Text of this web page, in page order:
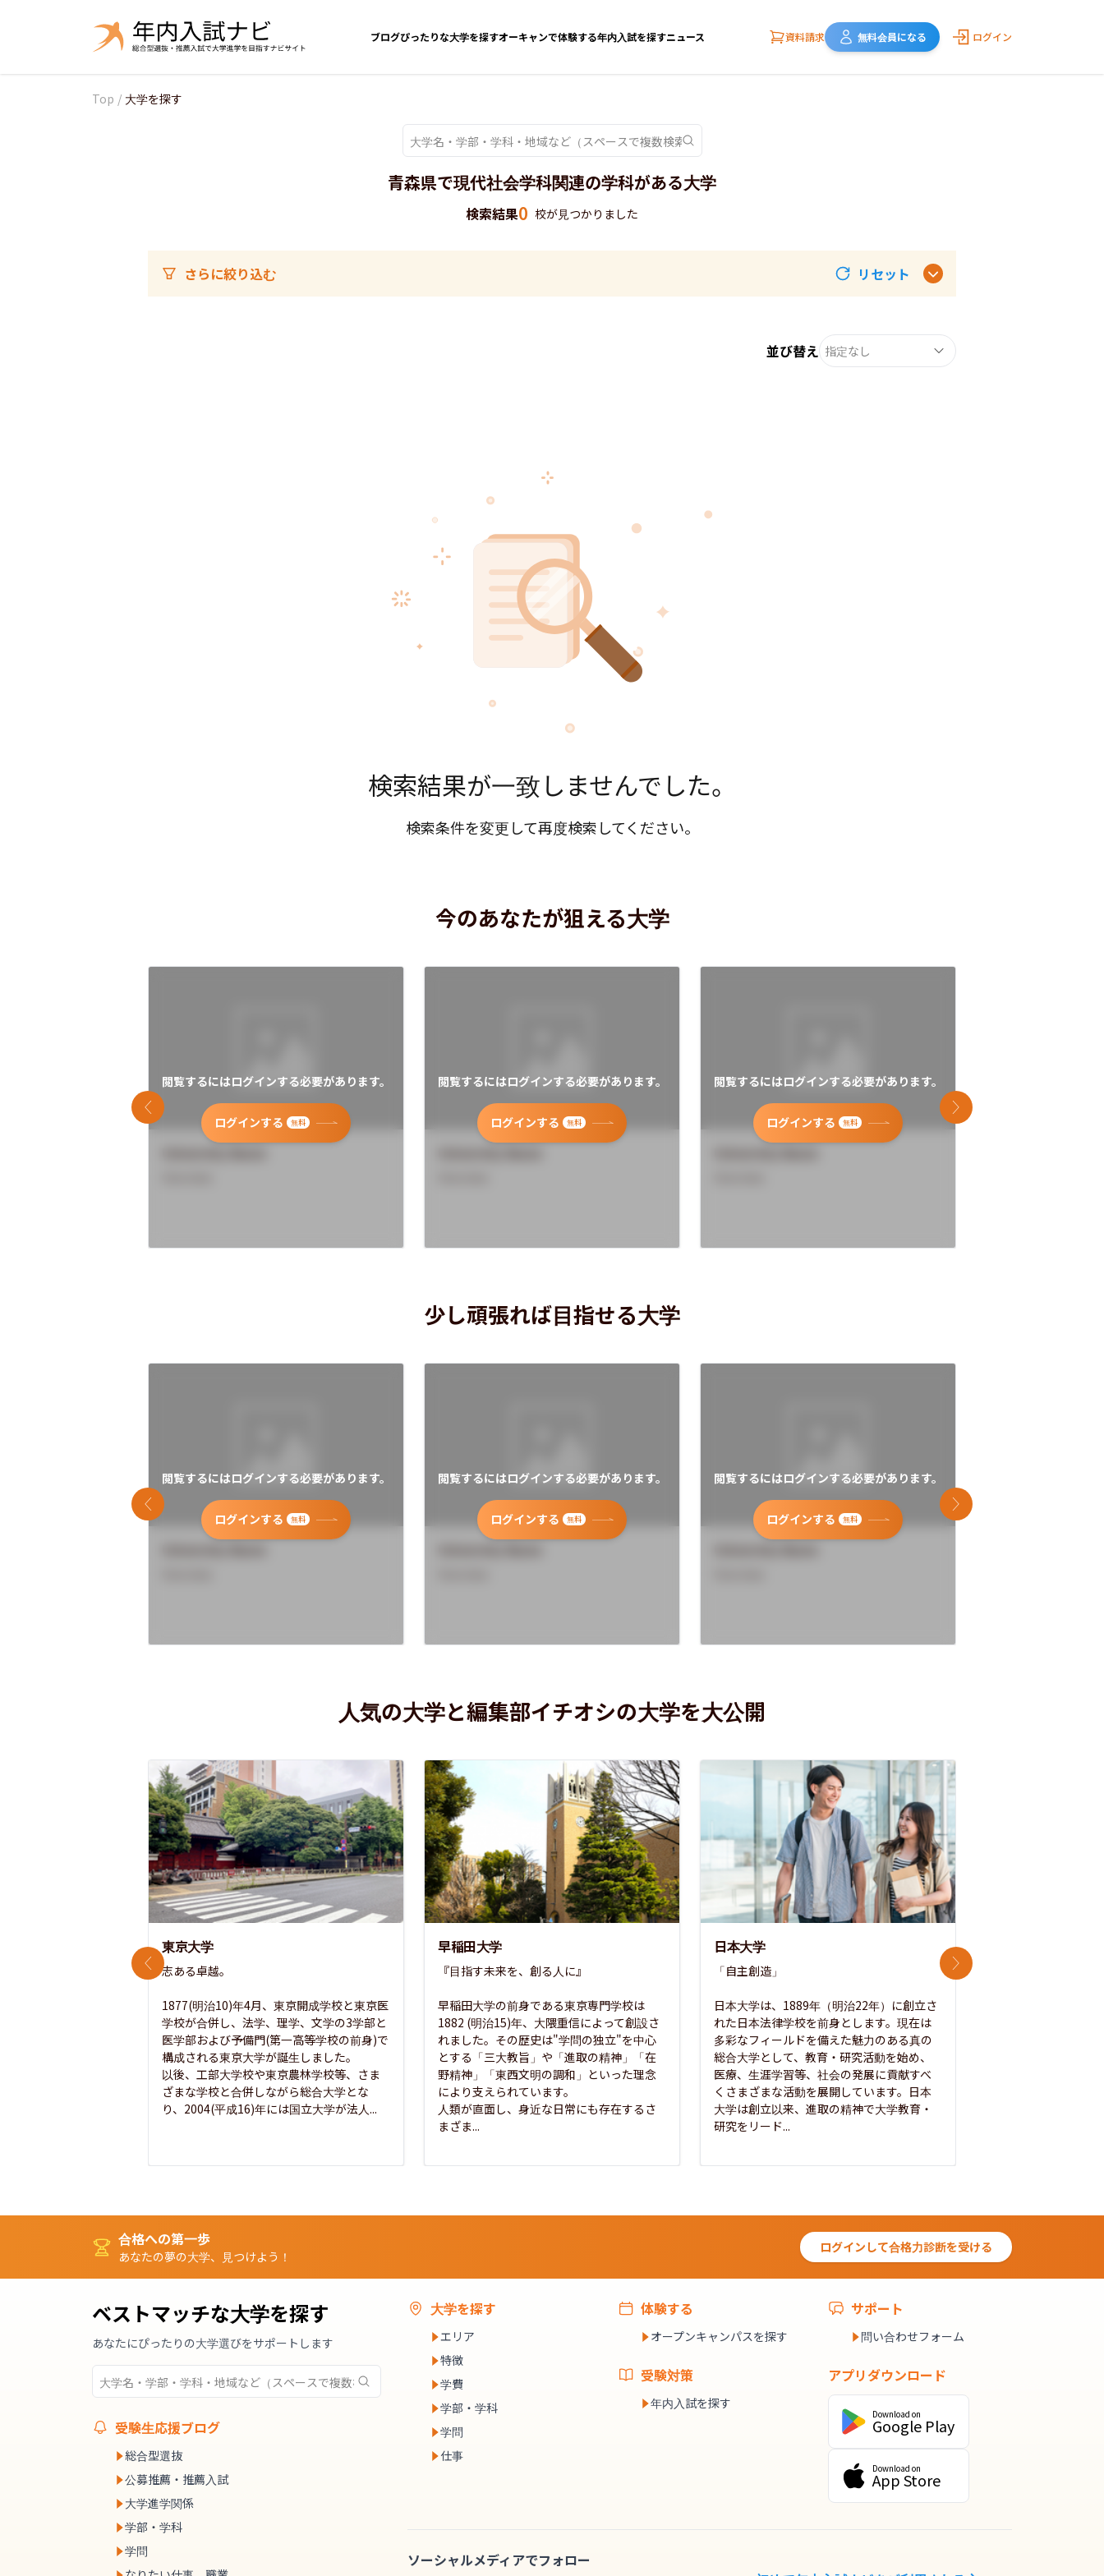
ブログぴったりな大学を探すオーキャンで体験する年内入試を探すニュース 資料請求 無料会員になる ログイン
Top / 大学を探す
青森県で現代社会学科関連の学科がある大学
検索結果0 校が見つかりました
さらに絞り込む リセット
並び替え 指定なし
検索結果が一致しませんでした。
検索条件を変更して再度検索してください。
今のあなたが狙える大学
閲覧するにはログインする必要があります。
ログインする 無料
閲覧するにはログインする必要があります。
ログインする 無料
閲覧するにはログインする必要があります。
ログインする 無料
前のスライド 次のスライド
少し頑張れば目指せる大学
閲覧するにはログインする必要があります。
ログインする 無料
閲覧するにはログインする必要があります。
ログインする 無料
閲覧するにはログインする必要があります。
ログインする 無料
前のスライド 次のスライド
人気の大学と編集部イチオシの大学を大公開
東京大学
志ある卓越。
1877(明治10)年4月、東京開成学校と東京医
学校が合併し、法学、理学、文学の3学部と
医学部および予備門(第一高等学校の前身)で
構成される東京大学が誕生しました。
以後、工部大学校や東京農林学校等、さま
ざまな学校と合併しながら総合大学とな
り、2004(平成16)年には国立大学が法人...
早稲田大学
『目指す未来を、創る人に』
早稲田大学の前身である東京専門学校は
1882 (明治15)年、大隈重信によって創設さ
れました。その歴史は"学問の独立"を中心
とする「三大教旨」や「進取の精神」「在
野精神」「東西文明の調和」といった理念
により支えられています。
人類が直面し、身近な日常にも存在するさ
まざま...
日本大学
「自主創造」
日本大学は、1889年（明治22年）に創立さ
れた日本法律学校を前身とします。現在は
多彩なフィールドを備えた魅力のある真の
総合大学として、教育・研究活動を始め、
医療、生涯学習等、社会の発展に貢献すべ
くさまざまな活動を展開しています。日本
大学は創立以来、進取の精神で大学教育・
研究をリード...
前のスライド 次のスライド
合格への第一歩
あなたの夢の大学、見つけよう！
ログインして合格力診断を受ける
ベストマッチな大学を探す
あなたにぴったりの大学選びをサポートします
受験生応援ブログ
総合型選抜
公募推薦・推薦入試
大学進学関係
学部・学科
学問
大学を探す
エリア
特徴
学費
学部・学科
学問
仕事
体験する
オープンキャンパスを探す
受験対策
年内入試を探す
サポート
問い合わせフォーム
アプリダウンロード
Download on
Google Play
Download on
App Store
ソーシャルメディアでフォロー